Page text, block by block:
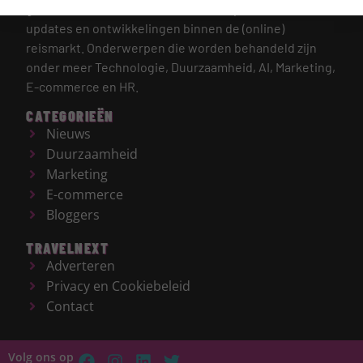
updates en ontwikkelingen binnen de (online)
reismarkt. Onderwerpen die worden behandeld zijn
onder meer Technologie, Duurzaamheid, AI, Marketing,
E-commerce en HR.
CATEGORIEËN
Nieuws
Duurzaamheid
Marketing
E-commerce
Bloggers
TRAVELNEXT
Adverteren
Privacy en Cookiebeleid
Contact
Volg ons op